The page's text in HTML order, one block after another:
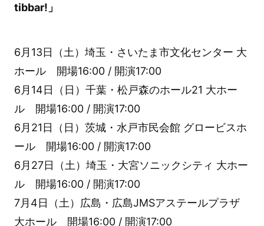
tibbar!」
6月13日（土）埼玉・さいたま市文化センター 大
ホール 開場16:00 / 開演17:00
6月14日（日）千葉・松戸森のホール21 大ホー
ル 開場16:00 / 開演17:00
6月21日（日）茨城・水戸市民会館 グロービスホ
ール 開場16:00 / 開演17:00
6月27日（土）埼玉・大宮ソニックシティ 大ホー
ル 開場16:00 / 開演17:00
7月4日（土）広島・広島JMSアステールプラザ
大ホール 開場16:00 / 開演17:00